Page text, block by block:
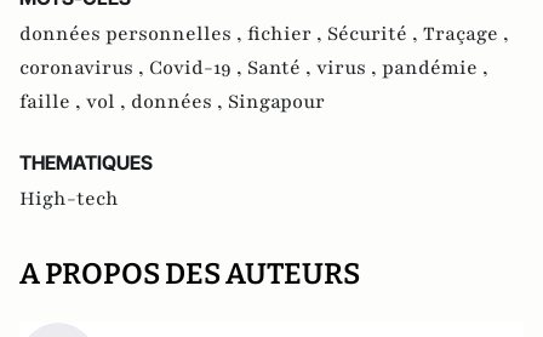
données personnelles , fichier , Sécurité , Traçage ,
coronavirus , Covid-19 , Santé , virus , pandémie ,
faille , vol , données , Singapour
THEMATIQUES
High-tech
A PROPOS DES AUTEURS